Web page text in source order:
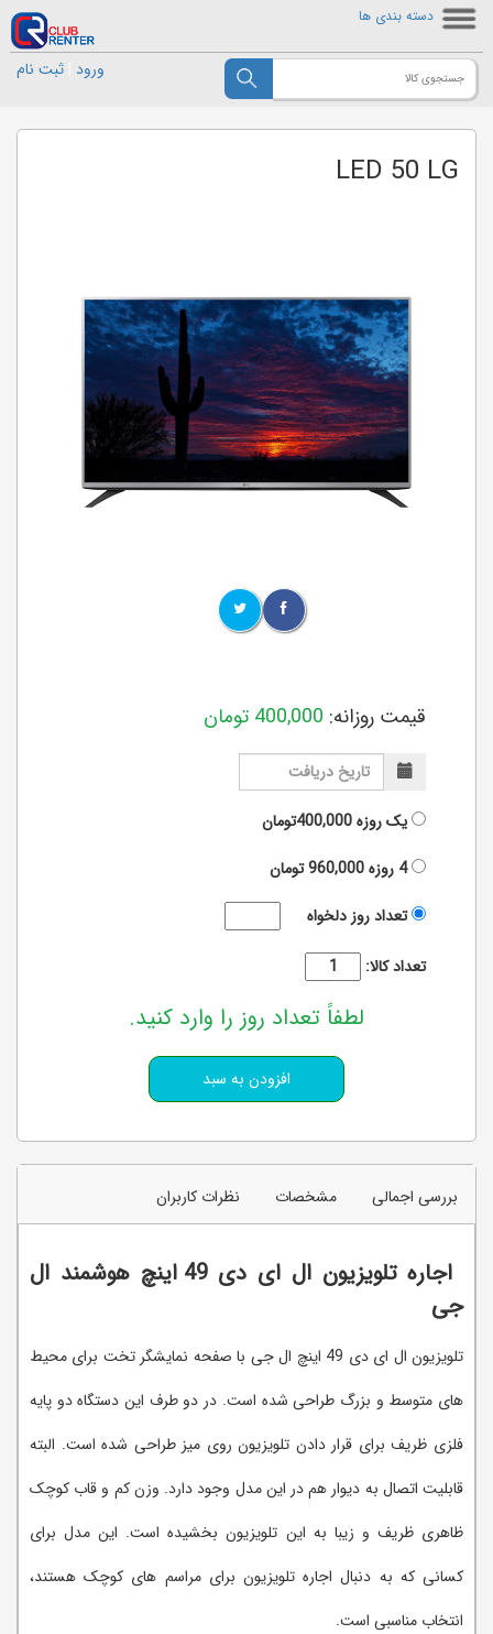
دسته بندی ها
ورود ثبت نام
LED 50 LG
قیمت روزانه: 400,000 تومان
یک روزه400,000تومان
4 روزه
960,000تومان
تعداد روز دلخواه
تعداد کالا:
لطفاً تعداد روز را وارد کنید.
بررسی اجمالی مشخصات نظرات کاربران
اجاره تلویزیون ال ای دی 49 اینچ هوشمند ال
جی
تلویزیون ال ای دی 49 اینچ ال جی با صفحه نمایشگر تخت برای محیط
های متوسط و بزرگ طراحی شده است. در دو طرف این دستگاه دو پایه
فلزی ظریف برای قرار دادن تلویزیون روی میز طراحی شده است. البته
قابلیت اتصال به دیوار هم در این مدل وجود دارد. وزن کم و قاب کوچک
ظاهری ظریف و زیبا به این تلویزیون بخشیده است. این مدل برای
کسانی که به دنبال اجاره تلویزیون برای مراسم های کوچک هستند،
انتخاب مناسبی است.